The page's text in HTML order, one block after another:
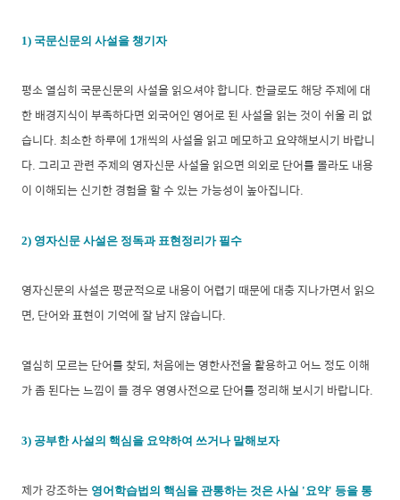
1) 국문신문의 사설을 챙기자
평소 열심히 국문신문의 사설을 읽으셔야 합니다. 한글로도 해당 주제에 대
한 배경지식이 부족하다면 외국어인 영어로 된 사설을 읽는 것이 쉬울 리 없
습니다. 최소한 하루에 1개씩의 사설을 읽고 메모하고 요약해보시기 바랍니
다. 그리고 관련 주제의 영자신문 사설을 읽으면 의외로 단어를 몰라도 내용
이 이해되는 신기한 경험을 할 수 있는 가능성이 높아집니다.
2) 영자신문 사설은 정독과 표현정리가 필수
영자신문의 사설은 평균적으로 내용이 어렵기 때문에 대충 지나가면서 읽으
면, 단어와 표현이 기억에 잘 남지 않습니다.
열심히 모르는 단어를 찾되, 처음에는 영한사전을 활용하고 어느 정도 이해
가 좀 된다는 느낌이 들 경우 영영사전으로 단어를 정리해 보시기 바랍니다.
3) 공부한 사설의 핵심을 요약하여 쓰거나 말해보자
제가 강조하는 영어학습법의 핵심을 관통하는 것은 사실 '요약' 등을 통